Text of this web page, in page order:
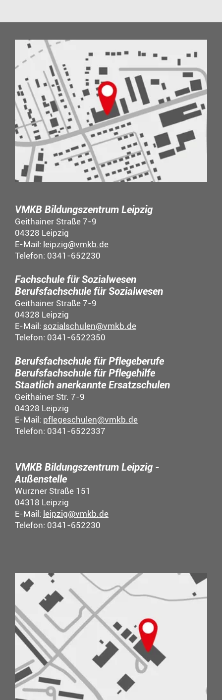
VMKB Bildungszentrum Leipzig
Geithainer Straße 7-9
04328 Leipzig
E-Mail: leipzig@vmkb.de
Telefon: 0341-652230
Fachschule für Sozialwesen
Berufsfachschule für Sozialwesen
Geithainer Straße 7-9
04328 Leipzig
E-Mail: sozialschulen@vmkb.de
Telefon: 0341-6522350
Berufsfachschule für Pflegeberufe
Berufsfachschule für Pflegehilfe
Staatlich anerkannte Ersatzschulen
Geithainer Str. 7-9
04328 Leipzig
E-Mail: pflegeschulen@vmkb.de
Telefon: 0341-6522337
VMKB Bildungszentrum Leipzig -
Außenstelle
Wurzner Straße 151
04318 Leipzig
E-Mail: leipzig@vmkb.de
Telefon: 0341-652230